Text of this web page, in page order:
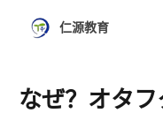
仁源教育
なぜ？オタ